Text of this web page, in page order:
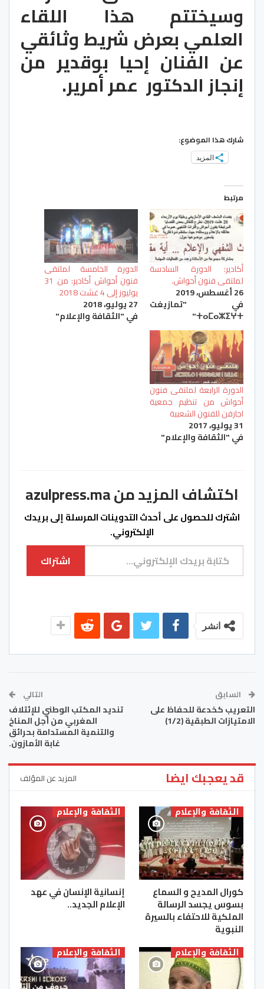
إنجاز الدكتور  عمر أمریر.
شارك هذا الموضوع:
المزيد
مرتبط
أكادیر: الدورة السادسة
لملتقى فنون أحواش.
26 أغسطس، 2019
في "تمازيغت
ⵜⴰⵎⴰⵣⵉⵖⵜ"
الدورة الخامسة لملتقى
فنون أحواش أكادير: من 31
يوليوز إلى 4 غشت 2018
27 يوليو، 2018
في "الثقافة والإعلام"
الدورة الرابعة لملتقى فنون
أحواش من تنظيم جمعية
اجارفن للفنون الشعبية
31 يوليو، 2017
في "الثقافة والإعلام"
اكتشاف المزيد من azulpress.ma
اشترك للحصول على أحدث التدوينات المرسلة إلى بريدك
الإلكتروني.
كتابة بريدك الإلكتروني...
اشتراك
انشر
السابق
التعريب كخدعة للحفاظ على
الامتيازات الطبقية (1/2)
التالي
تنديد المكتب الوطني للإئتلاف
المغربي من أجل المناخ
والتنمية المستدامة بحرائق
غابة الأمازون.
قد يعجبك ايضا المزيد عن المؤلف
الثقافة والإعلام
كورال المديح و السماع
بسوس يجسد الرسالة
الملكية للاحتفاء بالسيرة
النبوية
الثقافة والإعلام
إنسانية الإنسان في عهد
الإعلام الجديد..
الثقافة والإعلام الثقافة والإعلام